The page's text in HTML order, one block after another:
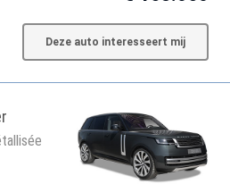
Deze auto interesseert mij